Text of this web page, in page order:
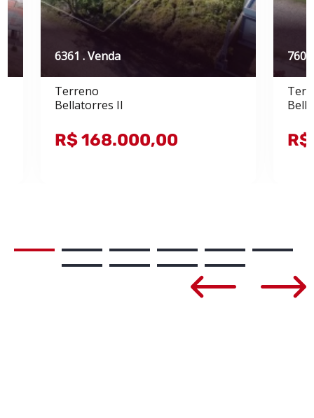
6361 . Venda
Terreno
Bellatorres II
R$ 168.000,00